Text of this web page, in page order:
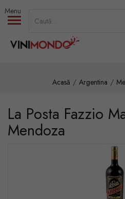
Mergi la conţinutul principal
Acasă Argentina
La Posta Fazzio
Mendoza